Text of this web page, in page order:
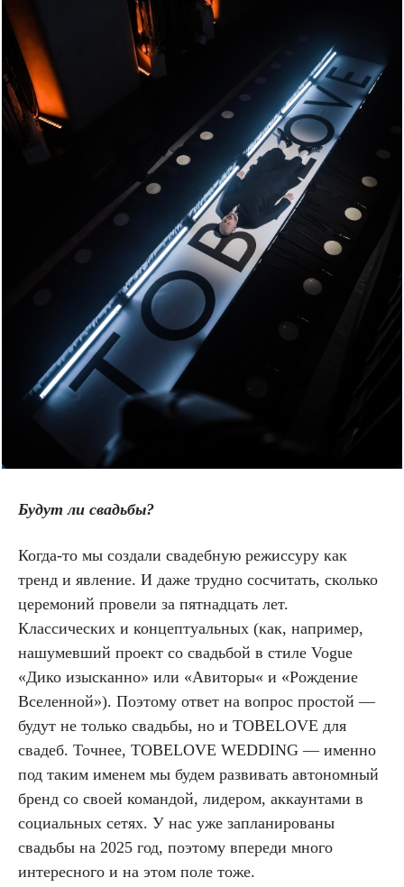
Будут ли свадьбы?
Когда-то мы создали свадебную режиссуру как
тренд и явление. И даже трудно сосчитать, сколько
церемоний провели за пятнадцать лет.
Классических и концептуальных (как, например,
нашумевший проект со свадьбой в стиле Vogue
«Дико изысканно» или «Авиторы« и «Рождение
Вселенной»). Поэтому ответ на вопрос простой —
будут не только свадьбы, но и TOBELOVE для
свадеб. Точнее, TOBELOVE WEDDING — именно
под таким именем мы будем развивать автономный
бренд со своей командой, лидером, аккаунтами в
социальных сетях. У нас уже запланированы
свадьбы на 2025 год, поэтому впереди много
интересного и на этом поле тоже.